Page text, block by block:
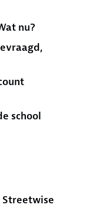
nu?
school